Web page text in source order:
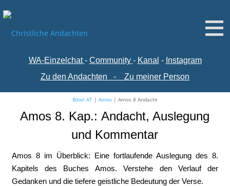
WA-Einzelchat - Community - Kanal - Instagram
Zu den Andachten
- Zu meiner Person
Bibel AT | Amos | Amos 8 Andacht
Amos 8. Kap.: Andacht, Auslegung
und Kommentar
Amos 8 im Überblick: Eine fortlaufende Auslegung des 8.
Kapitels des Buches Amos. Verstehe den Verlauf der
Gedanken und die tiefere geistliche Bedeutung der Verse.